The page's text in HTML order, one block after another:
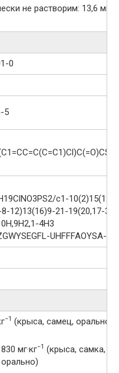
не растворим: 13,6 мг·л
0
5
c1-10(2)15(12-
12)13(16)9-21-19(20,17-
4H3
UHFFFAOYSA-N
−1 (крыса, самец, орально)
830 мг·кг−1 (крыса, самка,
орально)